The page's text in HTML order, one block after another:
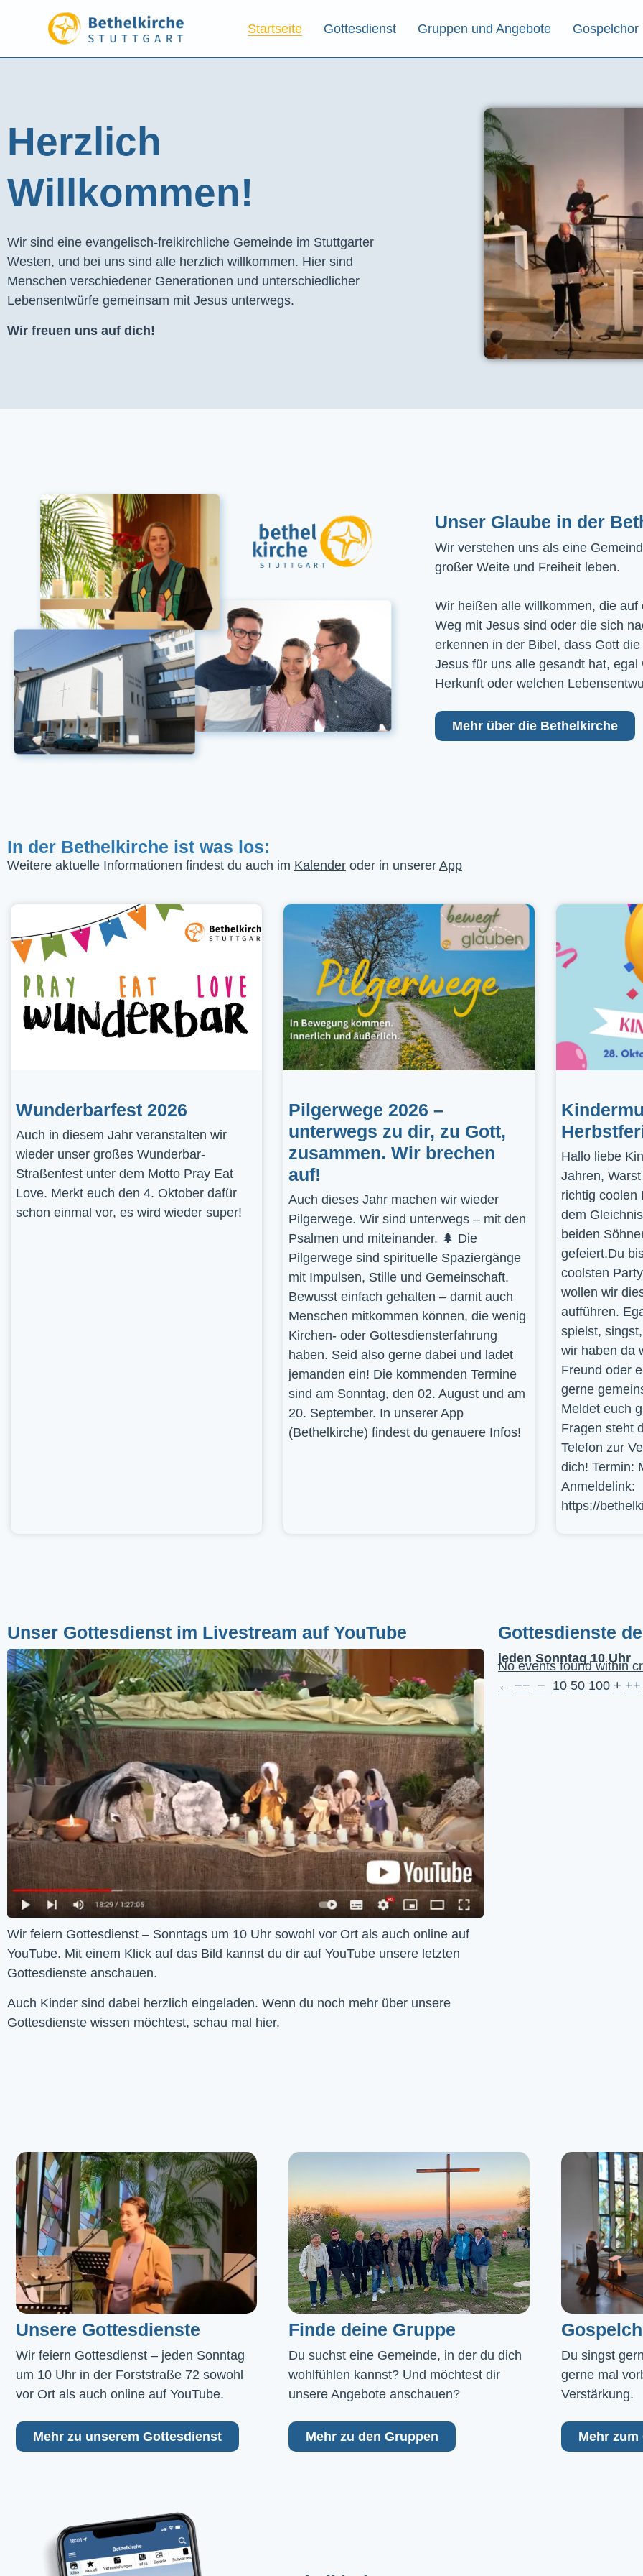
Startseite Gottesdienst Gruppen und Angebote Gospelchor
Herzlich
Willkommen!
Wir sind eine evangelisch-freikirchliche Gemeinde im Stuttgarter
Westen, und bei uns sind alle herzlich willkommen. Hier sind
Menschen verschiedener Generationen und unterschiedlicher
Lebensentwürfe gemeinsam mit Jesus unterwegs.
Wir freuen uns auf dich!
Unser Glaube in der
Wir verstehen uns als eine
großer Weite und Freiheit leben.
Wir heißen alle willkommen, die
Weg mit Jesus sind oder die sich
erkennen in der Bibel, dass Gott
Jesus für uns alle gesandt hat,
Herkunft oder welchen
Mehr über die Bethelkirche
In der Bethelkirche ist was los:
Weitere aktuelle Informationen findest du auch im Kalender oder in unserer App
Wunderbarfest 2026
Auch in diesem Jahr veranstalten wir
wieder unser großes Wunderbar-
Straßenfest unter dem Motto Pray Eat
Love. Merkt euch den 4. Oktober dafür
schon einmal vor, es wird wieder super!
Pilgerwege 2026 –
unterwegs zu dir, zu Gott,
zusammen. Wir brechen
auf!
Auch dieses Jahr machen wir wieder
Pilgerwege. Wir sind unterwegs – mit den
Psalmen und miteinander. 🌲 Die
Pilgerwege sind spirituelle Spaziergänge
mit Impulsen, Stille und Gemeinschaft.
Bewusst einfach gehalten – damit auch
Menschen mitkommen können, die wenig
Kirchen- oder Gottesdiensterfahrung
haben. Seid also gerne dabei und ladet
jemanden ein! Die kommenden Termine
sind am Sonntag, den 02. August und am
20. September. In unserer App
(Bethelkirche) findest du genauere Infos!
Hallo liebe
Jahren,
richtig coolen
dem
beiden
gefeiert.Du
coolsten
wollen wir
aufführen.
spielst,
wir haben da
Freund oder
gerne
Meldet euch
Fragen steht
Telefon zur
dich! Termin:
Anmeldelink:
https://
Unser Gottesdienst im Livestream auf YouTube
YouTube. Mit einem Klick auf das Bild kannst du dir auf YouTube unsere letzten
Gottesdienste anschauen.
Auch Kinder sind dabei herzlich eingeladen. Wenn du noch mehr über unsere
Gottesdienste wissen möchtest, schau mal hier.
Gottesdienste
jeden Sonntag 10 Uhr
No events found within
← −− − 10 50 100 + ++
Unsere Gottesdienste
Wir feiern Gottesdienst – jeden Sonntag
um 10 Uhr in der Forststraße 72 sowohl
vor Ort als auch online auf YouTube.
Mehr zu unserem Gottesdienst
Finde deine Gruppe
Du suchst eine Gemeinde, in der du dich
wohlfühlen kannst? Und möchtest dir
unsere Angebote anschauen?
Mehr zu den Gruppen
Du singst
gerne mal
Verstärkung.
Mehr